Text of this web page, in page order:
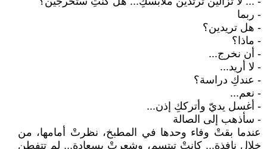
- ربما
- هل تريدين؟
- ماذا؟
- أن نخرج...
- لا أريد...
- عندكِ دراسة؟
- نعم...
- أغسل يديّ وأترككِ إذن...
- سأذهب إلى الصالة
عندما بقتْ وفاء وحدها في المطبخ، نظرتْ أمامها، من
خلال نافذة... كانتْ تبتسم، وشعرتْ بسعادة... لم تتفطن